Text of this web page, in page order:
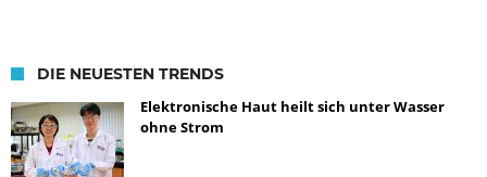
DIE NEUESTEN TRENDS
Elektronische Haut heilt sich unter Wasser
ohne Strom